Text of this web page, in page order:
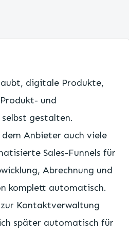
digitale Produkte,
und
gestalten.
Anbieter auch viele
Sales-Funnels für
Abrechnung und
komplett automatisch.
Kontaktverwaltung
später automatisch für